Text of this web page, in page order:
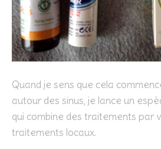
Quand je sens que cela
autour des sinus, je lance un
qui combine des traitements par
traitements locaux.